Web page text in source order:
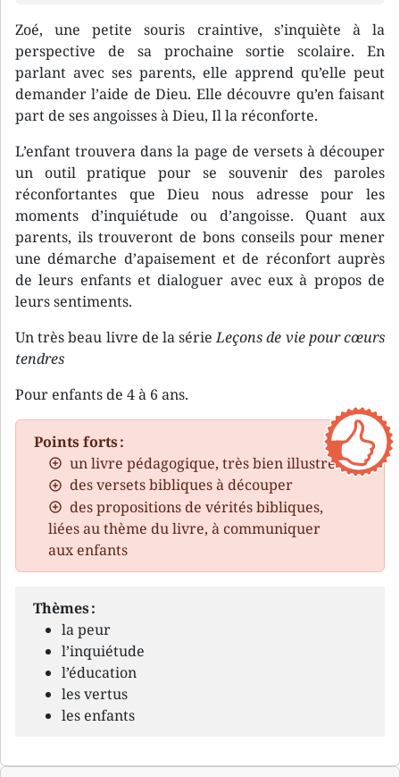
Zoé, une petite souris craintive, s’inquiète à la
perspective de sa prochaine sortie scolaire. En
parlant avec ses parents, elle apprend qu’elle peut
demander l’aide de Dieu. Elle découvre qu’en faisant
part de ses angoisses à Dieu, Il la réconforte.
L’enfant trouvera dans la page de versets à découper
un outil pratique pour se souvenir des paroles
réconfortantes que Dieu nous adresse pour les
moments d’inquiétude ou d’angoisse. Quant aux
parents, ils trouveront de bons conseils pour mener
une démarche d’apaisement et de réconfort auprès
de leurs enfants et dialoguer avec eux à propos de
leurs sentiments.
Un très beau livre de la sérieLeçons de vie pour cœurs
tendres
Pour enfants de 4 à 6 ans.
Points forts :
un livre pédagogique, très bien illustré
des versets bibliques à découper
des propositions de vérités bibliques,
liées au thème du livre, à communiquer
aux enfants
Thèmes :
la peur
l’inquiétude
l’éducation
les vertus
les enfants